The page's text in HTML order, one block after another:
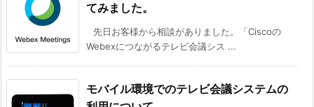
てみました。
先日お客様から相談がありました。「Ciscoの
Webexにつながるテレビ会議シス ...
モバイル環境でのテレビ会議システムの